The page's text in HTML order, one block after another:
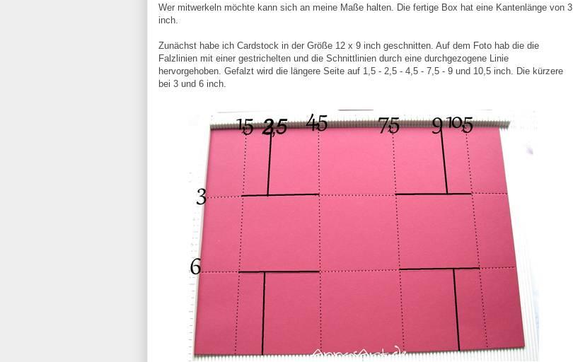
Wer mitwerkeln möchte kann sich an meine Maße halten. Die fertige Box hat eine Kantenlänge von 3
inch.
Zunächst habe ich Cardstock in der Größe 12 x 9 inch geschnitten. Auf dem Foto hab die die
Falzlinien mit einer gestrichelten und die Schnittlinien durch eine durchgezogene Linie
hervorgehoben. Gefalzt wird die längere Seite auf 1,5 - 2,5 - 4,5 - 7,5 - 9 und 10,5 inch. Die kürzere
bei 3 und 6 inch.